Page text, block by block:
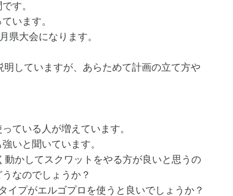
す。
います。
県大会になります。
していますが、あらためて計画の立て方や
ている人が増えています。
いと聞いています。
動かしてスクワットをやる方が良いと思うの
なのでしょうか？
イプがエルゴプロを使うと良いでしょうか？